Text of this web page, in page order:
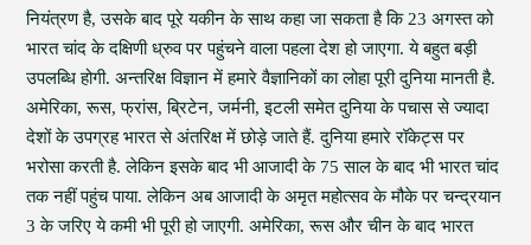
नियंत्रण है, उसके बाद पूरे यकीन के साथ कहा जा सकता है कि 23 अगस्त को
भारत चांद के दक्षिणी ध्रुव पर पहुंचने वाला पहला देश हो जाएगा. ये बहुत बड़ी
उपलब्धि होगी. अन्तरिक्ष विज्ञान में हमारे वैज्ञानिकों का लोहा पूरी दुनिया मानती है.
अमेरिका, रूस, फ्रांस, ब्रिटेन, जर्मनी, इटली समेत दुनिया के पचास से ज्यादा
देशों के उपग्रह भारत से अंतरिक्ष में छोड़े जाते हैं. दुनिया हमारे रॉकेट्स पर
भरोसा करती है. लेकिन इसके बाद भी आजादी के 75 साल के बाद भी भारत चांद
तक नहीं पहुंच पाया. लेकिन अब आजादी के अमृत महोत्सव के मौके पर चन्द्रयान
3 के जरिए ये कमी भी पूरी हो जाएगी. अमेरिका, रूस और चीन के बाद भारत